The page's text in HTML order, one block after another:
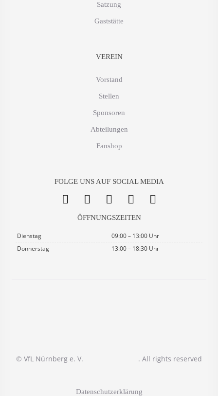
Satzung
Gaststätte
VEREIN
Vorstand
Stellen
Sponsoren
Abteilungen
Fanshop
FOLGE UNS AUF SOCIAL MEDIA
ÖFFNUNGSZEITEN
Dienstag
09:00 – 13:00 Uhr
Donnerstag
13:00 – 18:30 Uhr
© VfL Nürnberg e. V. . All rights reserved
Datenschutzerklärung